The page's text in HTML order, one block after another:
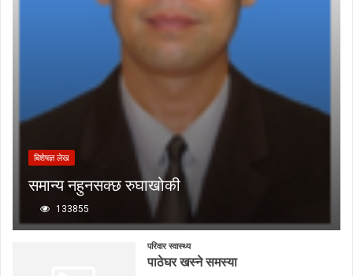
बिशेषज्ञ लेख
समान्य नहुनसक्छ रुघाखोकी
133855
परिवार स्वास्थ्य
पाठेघर खस्ने समस्या